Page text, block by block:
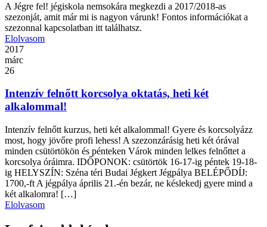
A Jégre fel! jégiskola nemsokára megkezdi a 2017/2018-as
szezonját, amit már mi is nagyon várunk! Fontos információkat a
szezonnal kapcsolatban itt találhatsz.
Elolvasom
2017
márc
26
Intenzív felnőtt korcsolya oktatás, heti két
alkalommal!
Intenzív felnőtt kurzus, heti két alkalommal! Gyere és korcsolyázz
most, hogy jövőre profi lehess! A szezonzárásig heti két órával
minden csütörtökön és pénteken Várok minden lelkes felnőttet a
korcsolya óráimra. IDŐPONOK: csütörtök 16-17-ig péntek 19-18-
ig HELYSZÍN: Széna téri Budai Jégkert Jégpálya BELÉPŐDÍJ:
1700,-ft A jégpálya április 21.-én bezár, ne késlekedj gyere mind a
két alkalomra! […]
Elolvasom